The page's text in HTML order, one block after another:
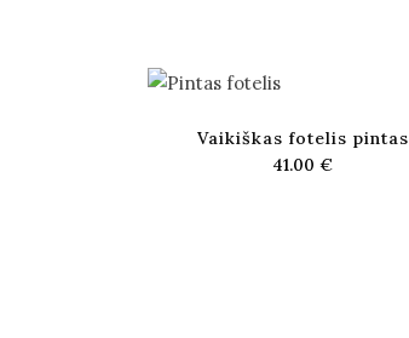
Vaikiškas fotelis pintas
41.00€